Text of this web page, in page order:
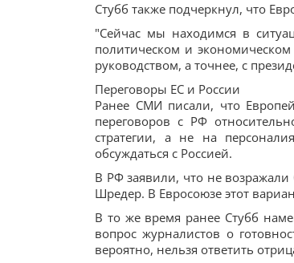
Стубб также подчеркнул, что
"Сейчас мы находимся в
политическом и
руководством, а точнее, с
Переговоры ЕС и России
Ранее СМИ писали, что
переговоров с РФ
стратегии, а не на
обсуждаться с Россией.
В РФ заявили, что не
Шредер. В Евросоюзе этот
В то же время ранее Стубб
вопрос журналистов о
вероятно, нельзя ответить